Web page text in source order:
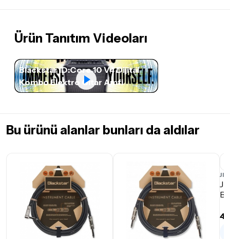
Ürün Tanıtım Videoları
Blackstar ID:Core 10 V4 Dijital
Kombo Elektro Gitar Amfi
Bu ürünü alanlar bunları da aldılar